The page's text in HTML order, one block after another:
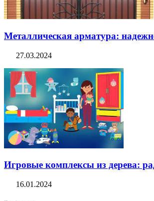
Металлическая арматура:
27.03.2024
Игровые комплексы из дерева:
16.01.2024